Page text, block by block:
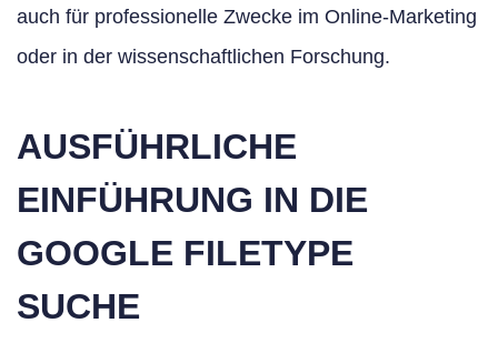
auch für professionelle Zwecke im Online-Marketing
oder in der wissenschaftlichen Forschung.
AUSFÜHRLICHE
EINFÜHRUNG IN DIE
GOOGLE FILETYPE
SUCHE